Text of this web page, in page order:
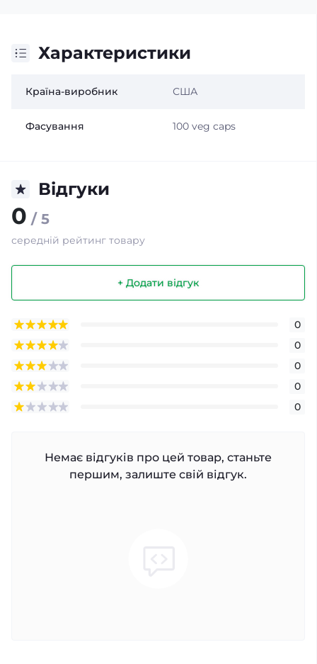
Характеристики
Країна-виробник США
Фасування 100 veg caps
Відгуки
0 / 5
середній рейтинг товару
+ Додати відгук
0
0
0
0
0
Немає відгуків про цей товар, станьте
першим, залиште свій відгук.